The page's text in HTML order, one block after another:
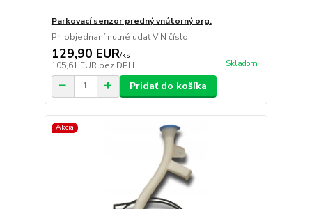
Parkovací senzor predný vnútorný org.
Pri objednaní nutné udať VIN číslo
129,90 EUR/ks
105,61 EUR bez DPH Skladom
Pridať do košíka
Akcia